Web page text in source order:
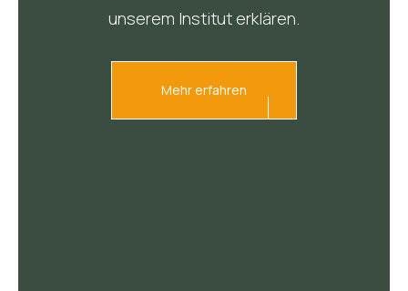
unserem Institut erklären.
Mehr erfahren